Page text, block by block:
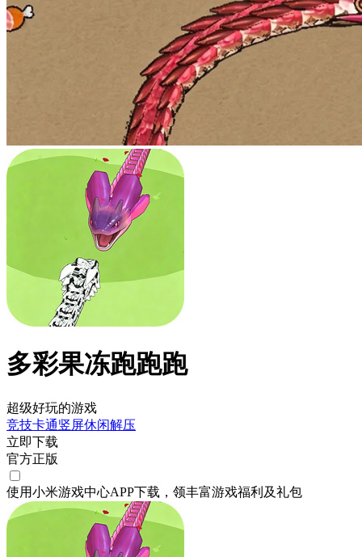
多彩果冻跑跑跑
超级好玩的游戏
竞技卡通竖屏休闲解压
立即下载
官方正版
使用小米游戏中心APP下载 ，领丰富游戏福利 及礼包